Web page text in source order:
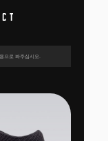
으로 봐주십시오.